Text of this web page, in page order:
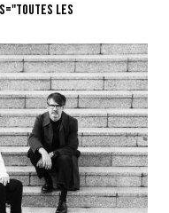
les